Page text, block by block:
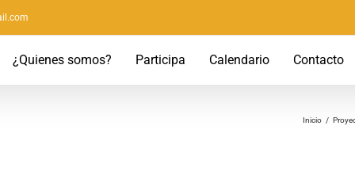
¿Quienes somos? Participa Calendario Contacto
Inicio /